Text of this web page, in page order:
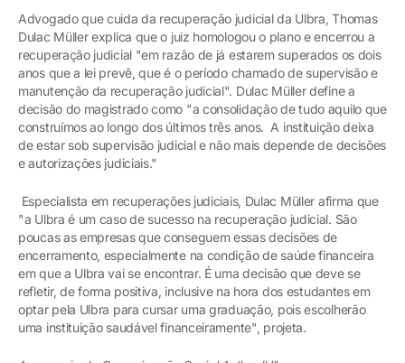
Advogado que cuida da recuperação judicial da Ulbra, Thomas
Dulac Müller explica que o juiz homologou o plano e encerrou a
recuperação judicial "em razão de já estarem superados os dois
anos que a lei prevê, que é o período chamado de supervisão e
manutenção da recuperação judicial". Dulac Müller define a
decisão do magistrado como "a consolidação de tudo aquilo que
construímos ao longo dos últimos três anos. A instituição deixa
de estar sob supervisão judicial e não mais depende de decisões
e autorizações judiciais."
Especialista em recuperações judiciais, Dulac Müller afirma que
"a Ulbra é um caso de sucesso na recuperação judicial. São
poucas as empresas que conseguem essas decisões de
encerramento, especialmente na condição de saúde financeira
em que a Ulbra vai se encontrar. É uma decisão que deve se
refletir, de forma positiva, inclusive na hora dos estudantes em
optar pela Ulbra para cursar uma graduação, pois escolherão
uma instituição saudável financeiramente", projeta.